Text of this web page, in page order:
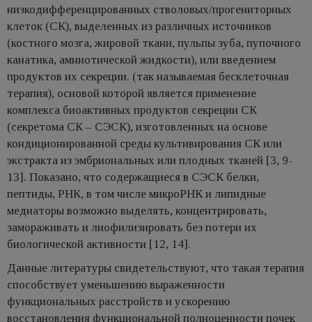
низкодифференцированных стволовых/прогениторных
клеток (СК), выделенных из различных источников
(костного мозга, жировой ткани, пульпы зуба, пупочного
канатика, амниотической жидкости), или введением
продуктов их секреции. (так называемая бесклеточная
терапия), основой которой является применение
комплекса биоактивных продуктов секреции СК
(секретома СК – СЭСК), изготовленных на основе
кондиционированной среды культивирования СК или
экстракта из эмбриональных или плодных тканей [3, 9-
13]. Показано, что содержащиеся в СЭСК белки,
пептиды, РНК, в том числе микроРНК и липидные
медиаторы возможно выделять, концентрировать,
замораживать и лиофилизировать без потери их
биологической активности [12, 14].
Данные литературы свидетельствуют, что такая терапия
способствует уменьшению выраженности
функциональных расстройств и ускорению
восстановления функциональной полноценности почек